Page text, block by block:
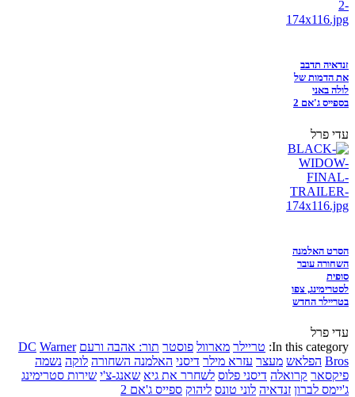
זנדאיה תדבב
את הדמות של
לולה באני
בספייס ג'אם 2
עדי פרל
הסרט האלמנה
השחורה עובר
סופית
לסטרימינג, צפו
בטריילר החדש
עדי פרל
In this category: טריילר מארוול פוסטר תור: אהבה ורעם DC Warner
Bros הפלאש מעצר עזרא מילר דיסני האלמנה השחורה לוקה נשמה
פיקסאר קרואלה דיסני פלוס לשחרר את גיא שאנג-צ'י שירות סטרימינג
ג'יימס לברון זנדאיה לוני טונס ליהוק ספייס ג'אם 2